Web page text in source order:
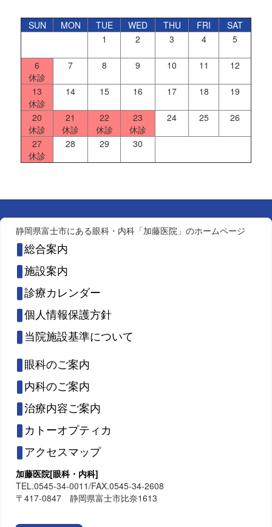
SUN MON TUE WED THU FRI
SAT
1
2 3 4 5
6
休診
7 8 9 10 11 12
13
休診
14 15 16 17 18 19
20
休診
21
休診
22
休診
23
休診
24 25 26
27
休診
28 29 30
静岡県富士市にある眼科・内科「加藤医院」のホームページ
総合案内
施設案内
診療カレンダー
個人情報保護方針
当院施設基準について
眼科のご案内
内科のご案内
治療内容ご案内
カトーオプティカ
アクセスマップ
加藤医院[眼科・内科]
TEL.0545-34-0011/FAX.0545-34-2608
〒417-0847 静岡県富士市比奈1613